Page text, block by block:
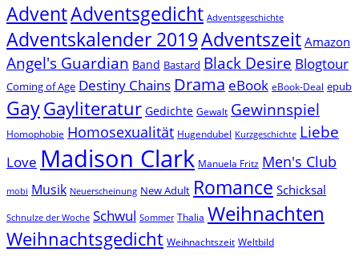
AdventAdventsgedicht Adventsgeschichte
Adventskalender 2019Adventszeit Amazon
Angel's Guardian Band Bastard Black Desire Blogtour
Coming of Age Destiny Chains Drama eBook eBook-Deal epub
GayGayliteratur Gedichte Gewalt Gewinnspiel
Homophobie Homosexualität Hugendubel Kurzgeschichte Liebe
Love Madison Clark Manuela Fritz Men's Club
mobi Musik Neuerscheinung New Adult Romance Schicksal
Schnulze der Woche Schwul Sommer Thalia Weihnachten
Weihnachtsgedicht Weihnachtszeit Weltbild